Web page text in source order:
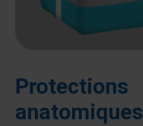
Protections
anatomiques